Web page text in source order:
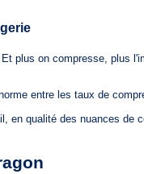
on compresse, plus
entre les taux de
qualité des nuances de